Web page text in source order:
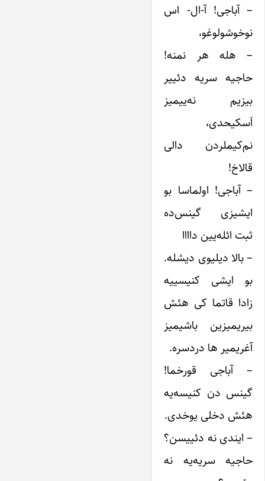
– آباجی! آ-ال- اس
نوخوشولوغو،
– هله هر نمنه!
حاجیه سریه دئییر
بیزیم نه‌ییمیز
اَسکیحدی،
نم‌کیملردن دالی
قالاخ!
– آباجی! اولماسا بو
ایشیزی گینس‌ده
ثبت ائله‌یین داااا
– بالا دیلیوی دیشله.
بو ایشی کنیسییه
زادا قاتما کی هئش
بیریمیزین باشیمیز
آغریمیر ها دردسره.
– آباجی قورخما!
گینس دن کنیسه‌یه
هئش دخلی یوخدی.
– ایندی نه دئییسن؟
حاجیه سریه‌یه نه